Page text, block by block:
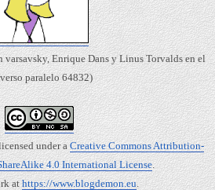
Enrique Dans y Linus Torvalds en el
paralelo 64832)
under aCreative Commons Attribution-
4.0 International License.
at https://www.blogdemon.eu.